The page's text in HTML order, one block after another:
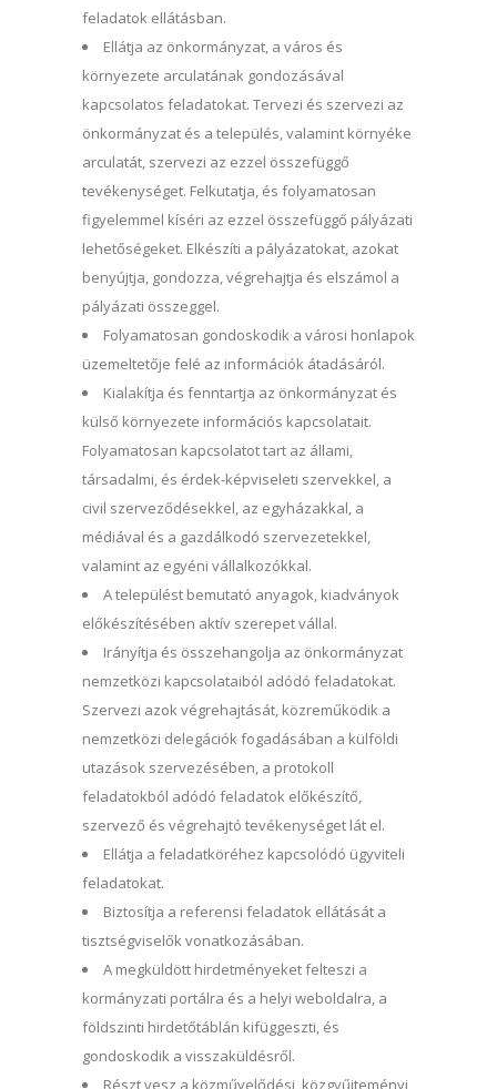
feladatok ellátásban.
Ellátja az önkormányzat, a város és
környezete arculatának gondozásával
kapcsolatos feladatokat. Tervezi és szervezi az
önkormányzat és a település, valamint környéke
arculatát, szervezi az ezzel összefüggő
tevékenységet. Felkutatja, és folyamatosan
figyelemmel kíséri az ezzel összefüggő pályázati
lehetőségeket. Elkészíti a pályázatokat, azokat
benyújtja, gondozza, végrehajtja és elszámol a
pályázati összeggel.
Folyamatosan gondoskodik a városi honlapok
üzemeltetője felé az információk átadásáról.
Kialakítja és fenntartja az önkormányzat és
külső környezete információs kapcsolatait.
Folyamatosan kapcsolatot tart az állami,
társadalmi, és érdek-képviseleti szervekkel, a
civil szerveződésekkel, az egyházakkal, a
médiával és a gazdálkodó szervezetekkel,
valamint az egyéni vállalkozókkal.
A települést bemutató anyagok, kiadványok
előkészítésében aktív szerepet vállal.
Irányítja és összehangolja az önkormányzat
nemzetközi kapcsolataiból adódó feladatokat.
Szervezi azok végrehajtását, közreműködik a
nemzetközi delegációk fogadásában a külföldi
utazások szervezésében, a protokoll
feladatokból adódó feladatok előkészítő,
szervező és végrehajtó tevékenységet lát el.
Ellátja a feladatköréhez kapcsolódó ügyviteli
feladatokat.
Biztosítja a referensi feladatok ellátását a
tisztségviselők vonatkozásában.
A megküldött hirdetményeket felteszi a
kormányzati portálra és a helyi weboldalra, a
földszinti hirdetőtáblán kifüggeszti, és
gondoskodik a visszaküldésről.
Részt vesz a közművelődési, közgyűjteményi,